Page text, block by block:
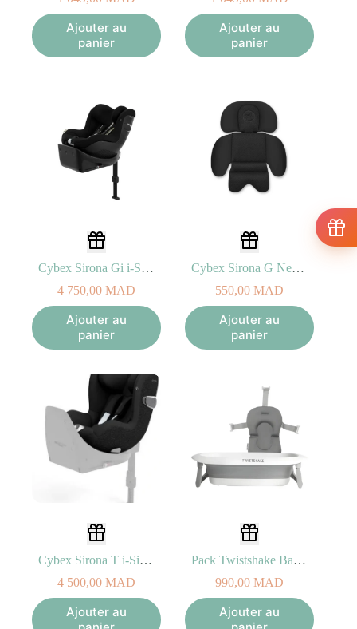
Ajouter au
panier
Ajouter au
panier
Cybex Sirona Gi i-Size Moon Black
4 750,00 MAD
Ajouter au
panier
Cybex Sirona G Newborn Inlay Black
550,00 MAD
Ajouter au
panier
Cybex Sirona T i-Size Sepia Black
4 500,00 MAD
Ajouter au
Pack Twistshake Baignoire Pliable pour Bébé avec Coussin 0M+
990,00 MAD
Ajouter au